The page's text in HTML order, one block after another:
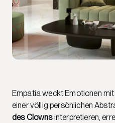
Empatia weckt Emotionen
einer völlig persönlichen
des Clownsinterpretieren,